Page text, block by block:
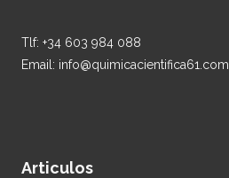
Tlf: +34 603 984 088
Email: info@quimicacientifica61.com
Articulos